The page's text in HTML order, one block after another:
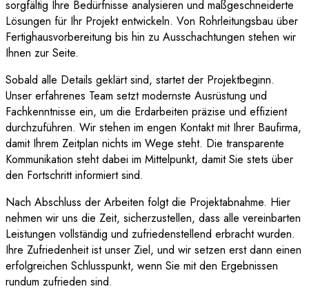
sorgfältig Ihre Bedürfnisse analysieren und maßgeschneiderte
Lösungen für Ihr Projekt entwickeln. Von Rohrleitungsbau über
Fertighausvorbereitung bis hin zu Ausschachtungen stehen wir
Ihnen zur Seite.
Sobald alle Details geklärt sind, startet der Projektbeginn.
Unser erfahrenes Team setzt modernste Ausrüstung und
Fachkenntnisse ein, um die Erdarbeiten präzise und effizient
durchzuführen. Wir stehen im engen Kontakt mit Ihrer Baufirma,
damit Ihrem Zeitplan nichts im Wege steht. Die transparente
Kommunikation steht dabei im Mittelpunkt, damit Sie stets über
den Fortschritt informiert sind.
Nach Abschluss der Arbeiten folgt die Projektabnahme. Hier
nehmen wir uns die Zeit, sicherzustellen, dass alle vereinbarten
Leistungen vollständig und zufriedenstellend erbracht wurden.
Ihre Zufriedenheit ist unser Ziel, und wir setzen erst dann einen
erfolgreichen Schlusspunkt, wenn Sie mit den Ergebnissen
rundum zufrieden sind.